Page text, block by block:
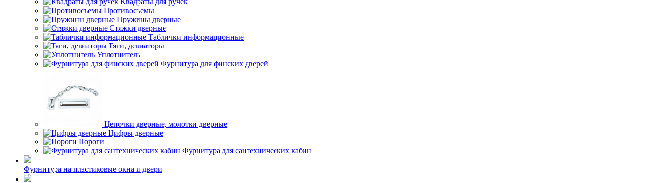
Квадраты для ручек
Противосъемы
Пружины дверные
Стяжки дверные
Таблички информационные
Тяги, девиаторы
Уплотнитель
Фурнитура для финских дверей
Цепочки дверные, молотки дверные
Цифры дверные
Пороги
Фурнитура для сантехнических кабин
Фурнитура на пластиковые окна и двери